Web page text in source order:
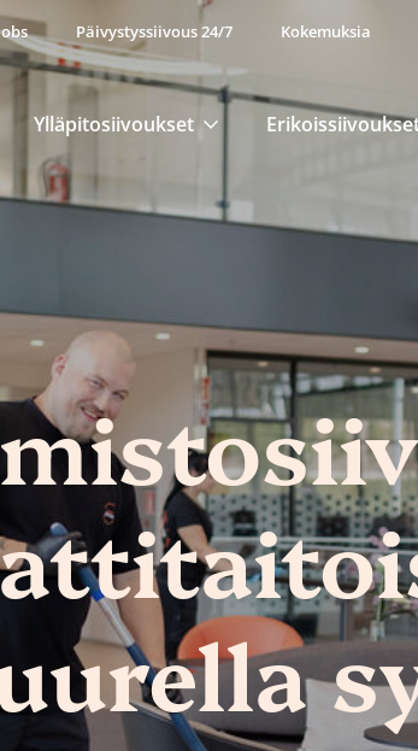
Päivystyssiivous 24/7 Kokemuksia
Ylläpitosiivoukset